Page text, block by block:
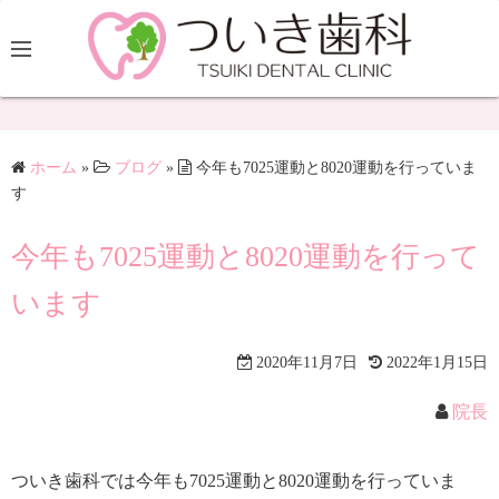
ホーム » ブログ »
今年も7025運動と8020運動を行っていま
す
今年も7025運動と8020運動を行って
います
2020年11月7日 2022年1月15日
院長
ついき歯科では今年も7025運動と8020運動を行っていま